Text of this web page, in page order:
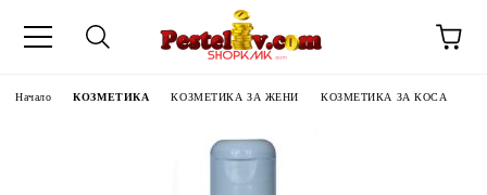
Начало КОЗМЕТИКА КОЗМЕТИКА ЗА ЖЕНИ КОЗМЕТИКА ЗА КОСА